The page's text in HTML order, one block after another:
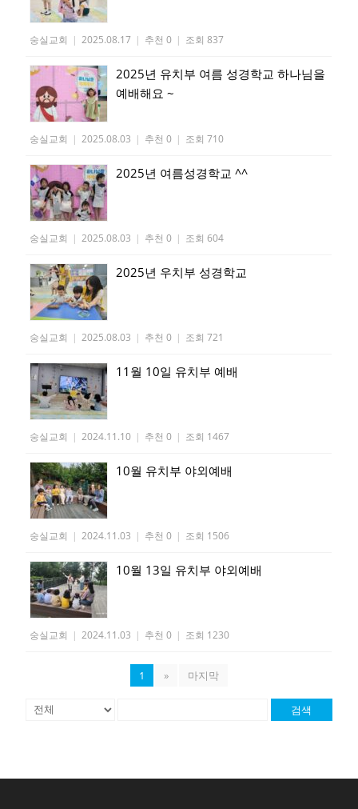
숭실교회 | 2025.08.17 | 추천 0 | 조회 837
2025년 유치부 여름 성경학교 하나님을
예배해요 ~
숭실교회 | 2025.08.03 | 추천 0 | 조회 710
2025년 여름성경학교 ^^
숭실교회 | 2025.08.03 | 추천 0 | 조회 604
2025년 우치부 성경학교
숭실교회 | 2025.08.03 | 추천 0 | 조회 721
11월 10일 유치부 예배
숭실교회 | 2024.11.10 | 추천 0 | 조회 1467
10월 유치부 야외예배
숭실교회 | 2024.11.03 | 추천 0 | 조회 1506
10월 13일 유치부 야외예배
숭실교회 | 2024.11.03 | 추천 0 | 조회 1230
1 » 마지막
검색